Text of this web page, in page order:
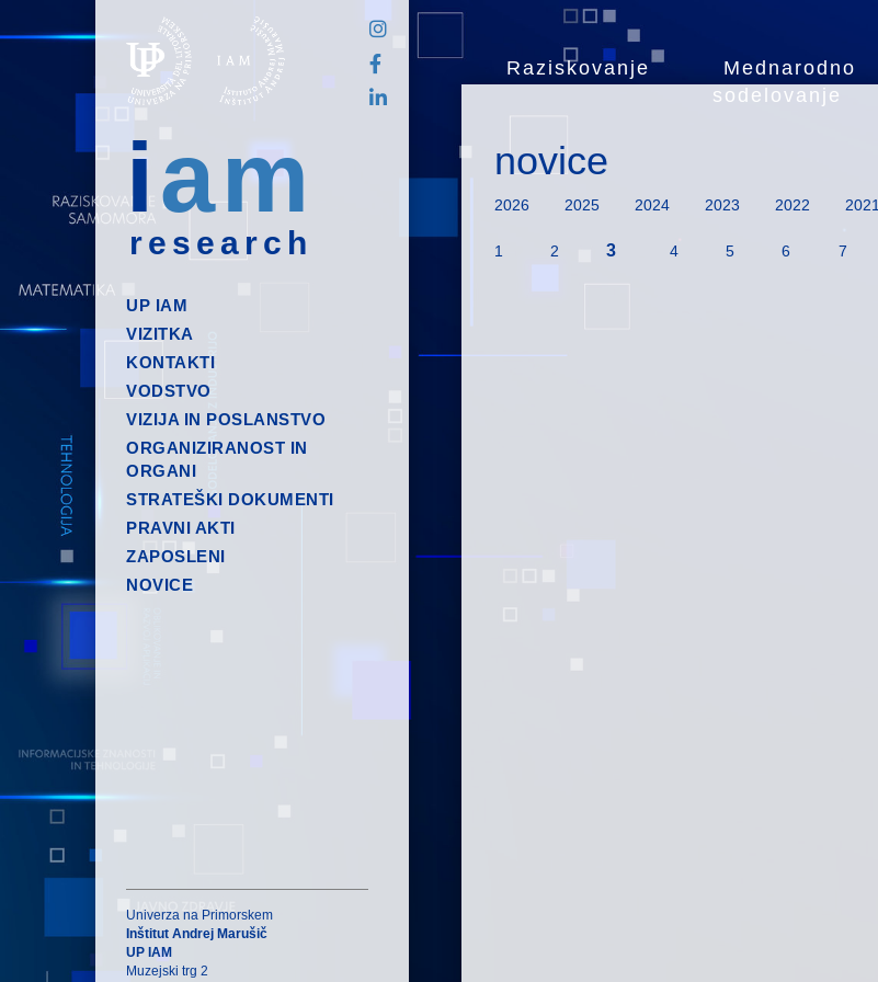
iam
research
Raziskovanje
Mednarodno
sodelovanje
UP IAM
VIZITKA
KONTAKTI
VODSTVO
VIZIJA IN POSLANSTVO
ORGANIZIRANOST IN
ORGANI
STRATEŠKI DOKUMENTI
PRAVNI AKTI
ZAPOSLENI
NOVICE
novice
2026 2025 2024 2023 2022 2021
1 2 3 4 5 6 7
Univerza na Primorskem
Inštitut Andrej Marušič
UP IAM
Muzejski trg 2